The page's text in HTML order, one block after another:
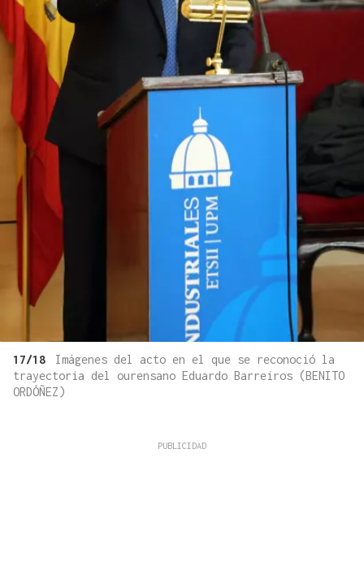
17/18
Imágenes del acto en el que se reconoció la
trayectoria del ourensano Eduardo Barreiros (BENITO
ORDÓÑEZ)